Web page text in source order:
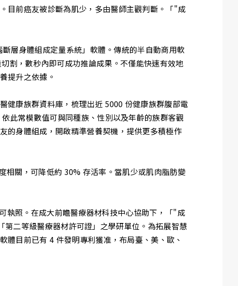
目前癌友被診斷為肌少，多由醫師主觀判斷。「"成
層身體組成定量系統」軟體。傳統的半自動商用軟
割，數秒內即可成功推論成果。不僅能快速有效地
提升之依據。
健康族群資料庫，梳理出近 5000 份健康族群腹部電
此常模數值可與同種族、性別以及年齡的族群客觀
的身體組成，開啟精準營養契機，提供更多積極作
相關，可降低約 30% 存活率。當肌少或肌肉脂肪變
執照。在成大前瞻醫療器材科技中心協助下，「"成
二等級醫療器材許可證」之學研單位。為拓展智慧
目前已有 4 件發明專利獲准，布局臺、美、歐、